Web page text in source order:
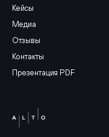
Кейсы
Медиа
Отзывы
Контакты
Презентация PDF